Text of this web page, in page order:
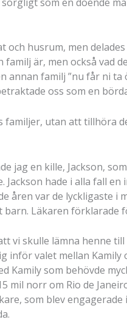
och husrum, men
familj är, men också vad
annan familj ”nu får ni
oss som en
familjer, utan att tillhöra
jag en kille, Jackson,
Jackson hade i alla fall
åren var de lyckligaste i
barn. Läkaren förklarade
vi skulle lämna henne
inför valet mellan Kamily
Kamily som behövde
mil norr om Rio de
som blev